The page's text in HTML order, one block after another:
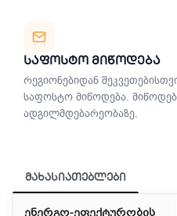
Საფოსტო Მიწოდება
რეგიონებიდან
საფოსტო მიწოდება.
ადგილმდებარეობაზე.
მახასიათებლები